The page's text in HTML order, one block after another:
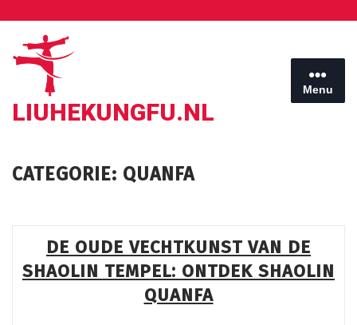
inhoud
LIUHEKUNGFU.NL
Menu
CATEGORIE: QUANFA
DE OUDE VECHTKUNST VAN DE
SHAOLIN TEMPEL: ONTDEK SHAOLIN
QUANFA